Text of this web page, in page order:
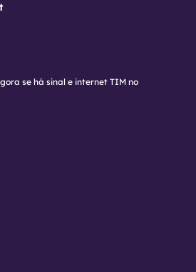
se há sinal e internet TIM no